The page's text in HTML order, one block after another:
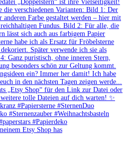
Etsy Shop has